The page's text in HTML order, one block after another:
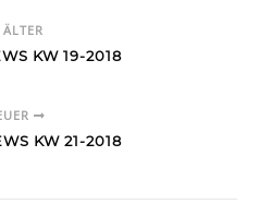
ÄLTER
KW 19-2018
KW 21-2018